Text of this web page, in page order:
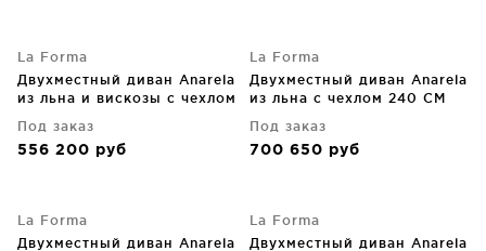
La Forma
Двухместный диван Anarela
из льна и вискозы с чехлом
240X107X64 CM
Под заказ
556 200 руб
La Forma
Двухместный диван Anarela
из льна с чехлом 240 CM
Под заказ
700 650 руб
La Forma
Двухместный диван Anarela
La Forma
Двухместный диван Anarela